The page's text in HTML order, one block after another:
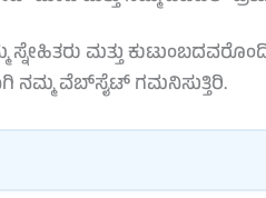
ಮತ್ತು
ನಮ್ಮ ವೆಬ್‌ಸೈಟ್ ಗಮನಿಸುತ್ತಿರಿ.